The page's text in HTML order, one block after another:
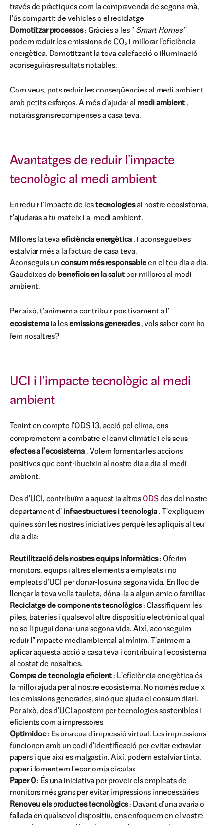
través de pràctiques com la compravenda de segona mà,
l'ús compartit de vehicles o el reciclatge.
Domotitzar processos: Gràcies a les '' Smart Homes''
podem reduir les emissions de CO₂ i millorar l'eficiència
energètica. Domotitzant la teva calefacció o il·luminació
aconseguiràs resultats notables.
Com veus, pots reduir les conseqüències al medi ambient
amb petits esforços. A més d'ajudar al medi ambient ,
notaràs grans recompenses a casa teva.
Avantatges de reduir l'impacte
tecnològic al medi ambient
En reduir l'impacte de lestecnologiesal nostre ecosistema,
t'ajudaràs a tu mateix i al medi ambient.
Millores la tevaeficiència energètica , i aconsegueixes
estalviar més a la factura de casa teva.
Aconseguis un consum més responsableen el teu dia a dia.
Gaudeixes de beneficis en la salut per millores al medi
ambient.
Per això, t'animem a contribuir positivament a l'
ecosistema ia lesemissions generades, vols saber com ho
fem nosaltres?
UCI i l'impacte tecnològic al medi
ambient
Tenint en compte l'ODS 13, acció pel clima, ens
comprometem a combatre el canvi climàtic i els seus
efectes a l'ecosistema . Volem fomentar les accions
positives que contribueixin al nostre dia a dia al medi
ambient.
Des d'UCI, contribuïm a aquest ia altres ODSdes del nostre
departament d' infraestructures i tecnologia . T'expliquem
quines són les nostres iniciatives perquè les apliquis al teu
dia a dia:
Reutilització dels nostres equips informàtics: Oferim
monitors, equips i altres elements a empleats i no
empleats d'UCI per donar-los una segona vida. En lloc de
llençar la teva vella tauleta, dóna-la a algun amic o familiar.
Reciclatge de components tecnològics: Classifiquem les
piles, bateries i qualsevol altre dispositiu electrònic al qual
no se li pugui donar una segona vida. Així, aconseguim
reduir l‟impacte mediambiental al mínim. T'animem a
aplicar aquesta acció a casa teva i contribuir a l'ecosistema
al costat de nosaltres.
Compra de tecnologia eficient : L'eficiència energètica és
la millor ajuda per al nostre ecosistema. No només redueix
les emissions generades, sinó que ajuda el consum diari.
Per això, des d'UCI apostem per tecnologies sostenibles i
eficients com a impressores
Optimidoc: És una cua d'impressió virtual. Les impressions
funcionen amb un codi d'identificació per evitar extraviar
papers i que així es malgastin. Així, podem estalviar tinta,
paper i fomentem l'economia circular.
Paper 0 : És una iniciativa per proveir els empleats de
monitors més grans per evitar impressions innecessàries
Renoveu els productes tecnològics: Davant d'una avaria o
fallada en qualsevol dispositiu, ens enfoquem en el vostre